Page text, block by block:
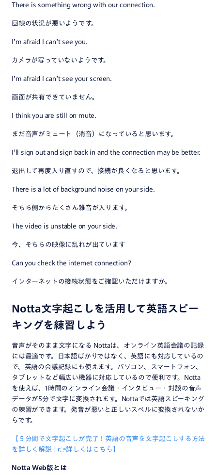
There is something wrong with our connection.
回線の状況が悪いようです。
I’m afraid I can’t see you.
カメラが写っていないようです。
I’m afraid I can’t see your screen.
画面が共有できていません。
I think you are still on mute.
まだ音声がミュート（消音）になっていると思います。
I’ll sign out and sign back in and the connection may be better.
退出して再度入り直すので、接続が良くなると思います。
There is a lot of background noise on your side.
そちら側からたくさん雑音が入ります。
The video is unstable on your side.
今、そちらの映像に乱れが出ています
Can you check the internet connection?
インターネットの接続状態をご確認いただけますか。
Notta文字起こしを活用して英語スピー
キングを練習しよう
音声がそのまま文字になる Nottaは、オンライン英語会議の記録
には最適です。日本語ばかりではなく、英語にも対応しているの
で、英語の会議記録にも使えます。パソコン、スマートフォン、
タブレットなど幅広い機器に対応しているので便利です。Notta
を使えば、1時間のオンライン会議・インタビュー・対談の音声
データが5分で文字に変換されます。Nottaでは英語スピーキング
の練習ができます。発音が悪いと正しいスペルに変換されないか
らです。
【５分間で文字起こしが完了！英語の音声を文字起こしする方法
を詳しく解説 | 👉詳しくはこちら】
Notta Web版とは